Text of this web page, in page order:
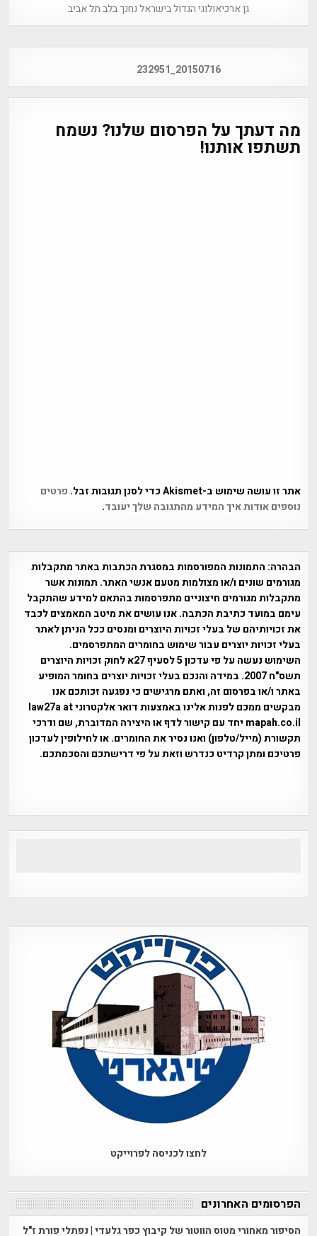
גן ארכיאולוגי הגדול בישראל נחנך בלב תל אביב
navigation
20150716_232951
מה דעתך על הפרסום שלנו? נשמח
תשתפו אותנו!
אתר זו עושה שימוש ב-Akismet כדי לסנן תגובות זבל.
פרטים
נוספים אודות איך המידע מהתגובה שלך יעובד.
הבהרה: התמונות המפורסמות במסגרת הכתבות באתר מתקבלות
מגורמים שונים ו/או מצולמות מטעם אנשי האתר. תמונות אשר
מתקבלות מגורמים חיצוניים מתפרסמות בהתאם למידע שהתקבל
עימם במועד כתיבת הכתבה. אנו עושים את מיטב המאמצים לכבד
את זכויותיהם של בעלי זכויות היוצרים ומנסים ככל הניתן לאתר
בעלי זכויות יוצרים עבור שימוש בחומרים המתפרסמים.
השימוש נעשה על פי עדכון 5 לסעיף 27א לחוק זכויות היוצרים
תשס"ח 2007. במידה והנכם בעלי זכויות יוצרים בחומר המופיע
באתר ו/או בפרסום זה, ואתם מרגישים כי נפגעה זכותכם אנו
מבקשים ממכם לפנות אלינו באמצעות דואר אלקטרוני law27a at
mapah.co.il יחד עם קישור לדף או היצירה המדוברת, שם ודרכי
תקשורת (מייל/טלפון) ואנו נסיר את החומרים. או לחילופין לעדכון
פרטיכם ומתן קרדיט כנדרש וזאת על פי דרישתכם והסכמתכם.
לחצו לכניסה לפרוייקט
הפרסומים האחרונים
הסיפור מאחורי מטוס הווטור של קיבוץ כפר גלעדי | נפתלי פורת ז"ל